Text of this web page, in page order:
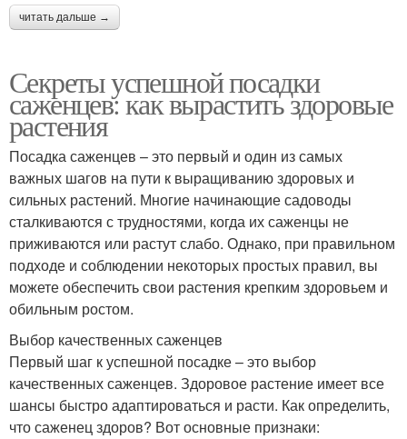
читать дальше →
Секреты успешной посадки
саженцев: как вырастить здоровые
растения
Посадка саженцев – это первый и один из самых
важных шагов на пути к выращиванию здоровых и
сильных растений. Многие начинающие садоводы
сталкиваются с трудностями, когда их саженцы не
приживаются или растут слабо. Однако, при правильном
подходе и соблюдении некоторых простых правил, вы
можете обеспечить свои растения крепким здоровьем и
обильным ростом.
Выбор качественных саженцев
Первый шаг к успешной посадке – это выбор
качественных саженцев. Здоровое растение имеет все
шансы быстро адаптироваться и расти. Как определить,
что саженец здоров? Вот основные признаки: